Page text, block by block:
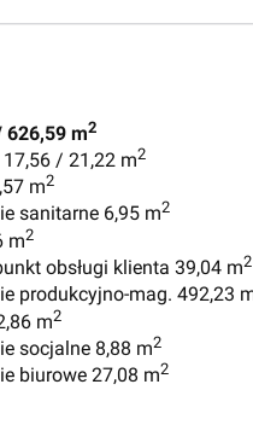
626,59 m2
/ 21,22 m2
m2
sanitarne 6,95 m2
m2
obsługi klienta 39,04 m2
produkcyjno-mag. 492,23
m2
socjalne 8,88 m2
biurowe 27,08 m2